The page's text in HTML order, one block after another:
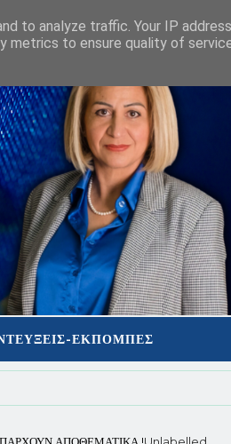
ΕΚΠΟΜΠΕΣ
to analyze traffic. Your IP
metrics to ensure quality of